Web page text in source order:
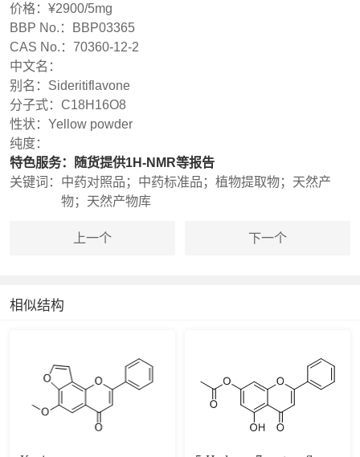
价格：¥2900/5mg
BBP No.： BBP03365
CAS No.：70360-12-2
中文名：
别名： Sideritiflavone
分子式：C18H16O8
性状：Yellow powder
纯度：
特色服务：
随货提供1H-NMR等报告
关键词： 中药对照品；中药标准品；植物提取物；天然产
物；天然产物库
上一个 下一个
相似结构